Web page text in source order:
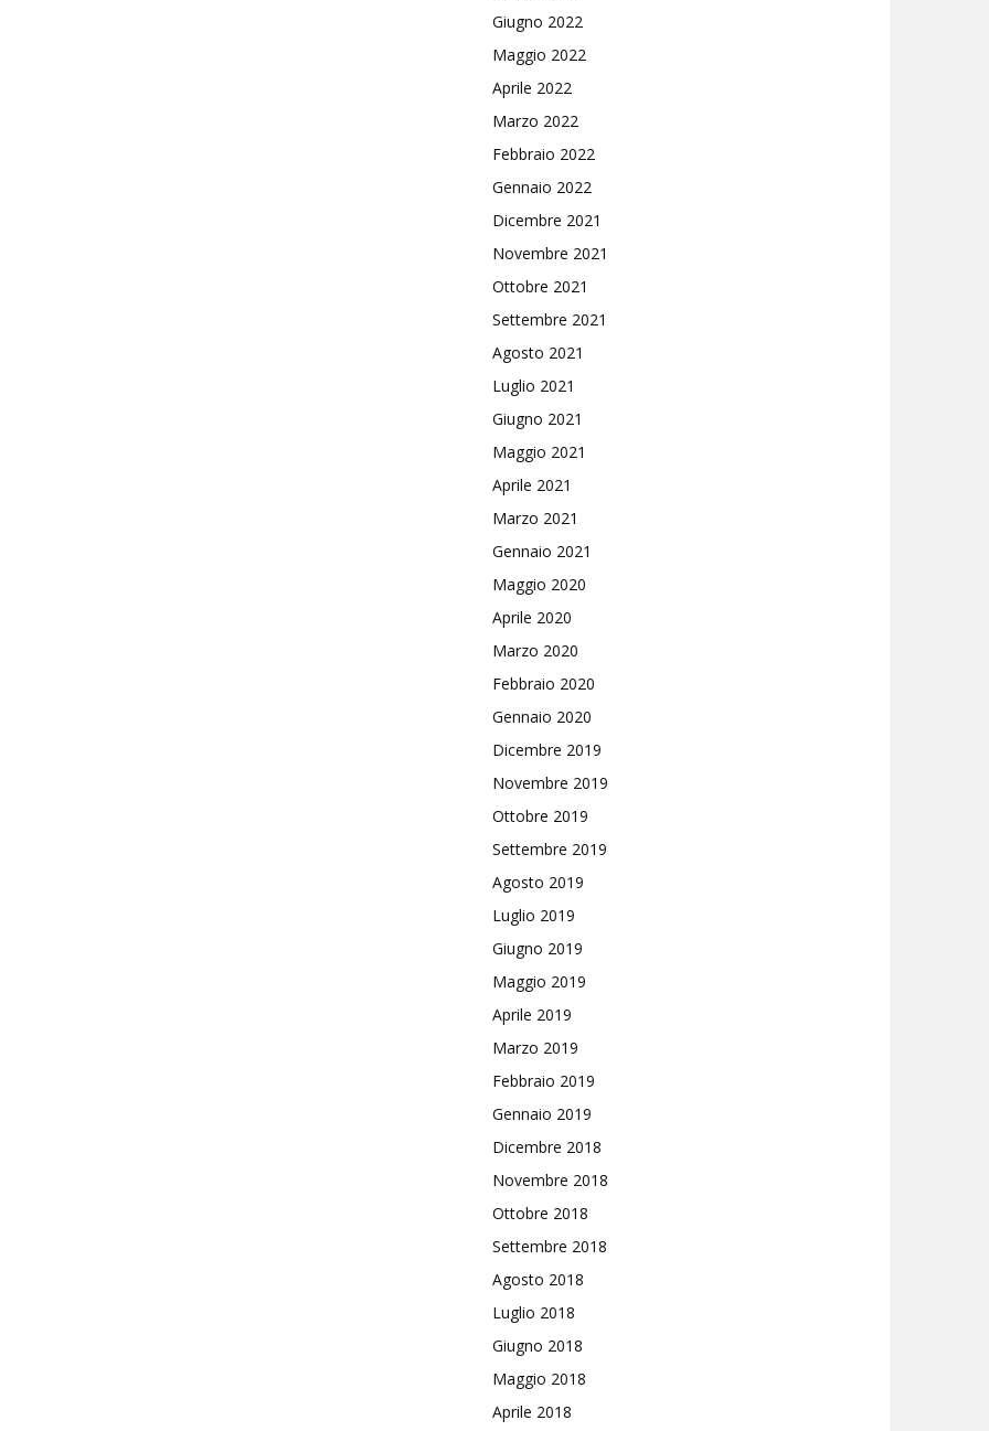
Giugno 2022
Maggio 2022
Aprile 2022
Marzo 2022
Febbraio 2022
Gennaio 2022
Dicembre 2021
Novembre 2021
Ottobre 2021
Settembre 2021
Agosto 2021
Luglio 2021
Giugno 2021
Maggio 2021
Aprile 2021
Marzo 2021
Gennaio 2021
Maggio 2020
Aprile 2020
Marzo 2020
Febbraio 2020
Gennaio 2020
Dicembre 2019
Novembre 2019
Ottobre 2019
Settembre 2019
Agosto 2019
Luglio 2019
Giugno 2019
Maggio 2019
Aprile 2019
Marzo 2019
Febbraio 2019
Gennaio 2019
Dicembre 2018
Novembre 2018
Ottobre 2018
Settembre 2018
Agosto 2018
Luglio 2018
Giugno 2018
Maggio 2018
Aprile 2018